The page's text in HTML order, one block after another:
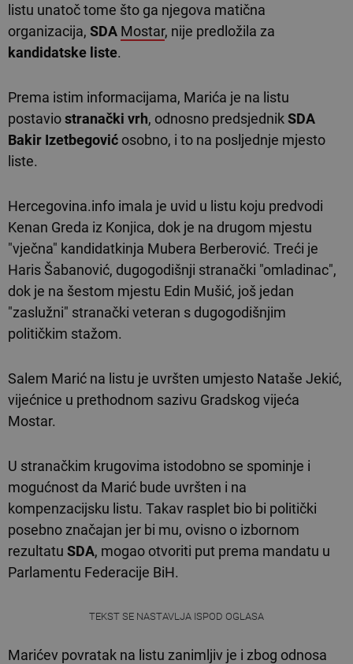
listu unatoč tome što ga njegova matična
organizacija, SDA Mostar, nije predložila za
kandidatske liste.
Prema istim informacijama, Marića je na listu
postaviostranački vrh, odnosno predsjednikSDA
Bakir Izetbegović osobno, i to na posljednje mjesto
liste.
Hercegovina.info imala je uvid u listu koju predvodi
Kenan Greda iz Konjica, dok je na drugom mjestu
"vječna" kandidatkinja Mubera Berberović. Treći je
Haris Šabanović, dugogodišnji stranački "omladinac",
dok je na šestom mjestu Edin Mušić, još jedan
"zaslužni" stranački veteran s dugogodišnjim
političkim stažom.
Salem Marić na listu je uvršten umjesto Nataše Jekić,
vijećnice u prethodnom sazivu Gradskog vijeća
Mostar.
U stranačkim krugovima istodobno se spominje i
mogućnost da Marić bude uvršten i na
kompenzacijsku listu. Takav rasplet bio bi politički
posebno značajan jer bi mu, ovisno o izbornom
rezultatu SDA, mogao otvoriti put prema mandatu u
Parlamentu Federacije BiH.
TEKST SE NASTAVLJA ISPOD OGLASA
Marićev povratak na listu zanimljiv je i zbog odnosa